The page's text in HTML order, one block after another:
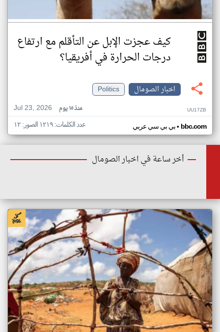
كيف عجزت الإبل عن التأقلم مع ارتفاع
درجات الحرارة في أفريقيا؟
اخبار الصومال
Politics
Jul 23, 2026
منذ ١٥ يوم UU17ZB
بي بي سي عربي• bbc.com عدد الكلمات: ١٢١٩ الصور: ١٢
أخر ساعة في اخبار الصومال